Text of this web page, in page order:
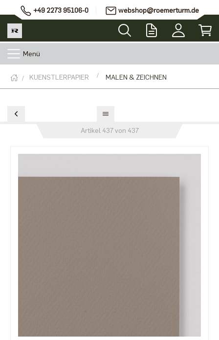
+49 2273 95106-0 webshop@roemerturm.de
Menü
KUENSTLERPAPIER MALEN & ZEICHNEN
Artikel 437 von 437